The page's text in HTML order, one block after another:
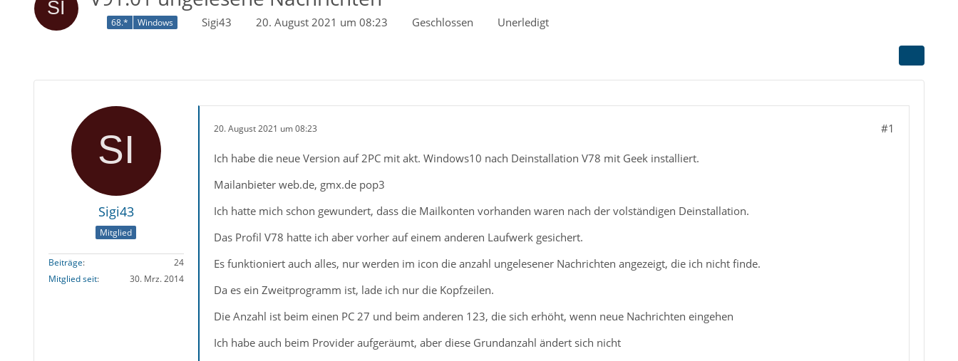
68.* Windows Sigi43 20. August 2021 um 08:23 Geschlossen Unerledigt
Sigi43
Mitglied
Beiträge
24
Mitglied seit
30. Mrz. 2014
20. August 2021 um 08:23 #1
Ich habe die neue Version auf 2PC mit akt. Windows10 nach Deinstallation V78 mit Geek installiert.
Mailanbieter web.de, gmx.de pop3
Ich hatte mich schon gewundert, dass die Mailkonten vorhanden waren nach der volständigen Deinstallation.
Das Profil V78 hatte ich aber vorher auf einem anderen Laufwerk gesichert.
Es funktioniert auch alles, nur werden im icon die anzahl ungelesener Nachrichten angezeigt, die ich nicht finde.
Da es ein Zweitprogramm ist, lade ich nur die Kopfzeilen.
Die Anzahl ist beim einen PC 27 und beim anderen 123, die sich erhöht, wenn neue Nachrichten eingehen
Ich habe auch beim Provider aufgeräumt, aber diese Grundanzahl ändert sich nicht